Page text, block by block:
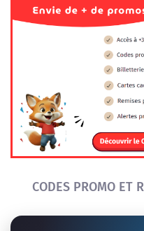
CODES PROMO ET